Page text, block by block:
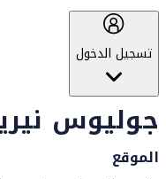
تسجيل الدخول
جوليوس
الموقع